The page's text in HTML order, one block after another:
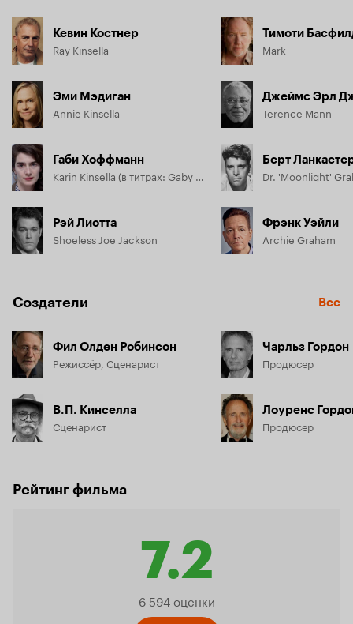
Кевин Костнер
Ray Kinsella
Эми Мэдиган
Annie Kinsella
Габи Хоффманн
Рэй Лиотта
Shoeless Joe Jackson
Тимоти
Mark
Джеймс Эрл
Terence Mann
Берт
Dr. 'Moonlight'
Фрэнк Уэйли
Archie Graham
Создатели Все
Фил Олден Робинсон
Режиссёр, Сценарист
В.П. Кинселла
Сценарист
Чарльз Гордон
Продюсер
Лоуренс
Продюсер
Рейтинг фильма
7.2
Рейтинг
6 594 оценки